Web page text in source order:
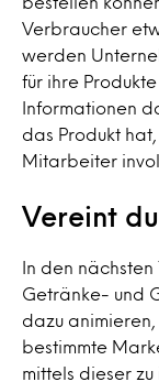
Verbraucher
werden
für ihre
Informationen
das Produkt
Mitarbeiter
Vereint
In den
Getränke- und
dazu
bestimmte
mittels dieser